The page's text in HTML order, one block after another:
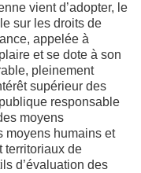
vient d’adopter, le
sur les droits de
appelée à
et se dote à son
pleinement
supérieur des
responsable
moyens
moyens humains et
territoriaux de
d’évaluation des